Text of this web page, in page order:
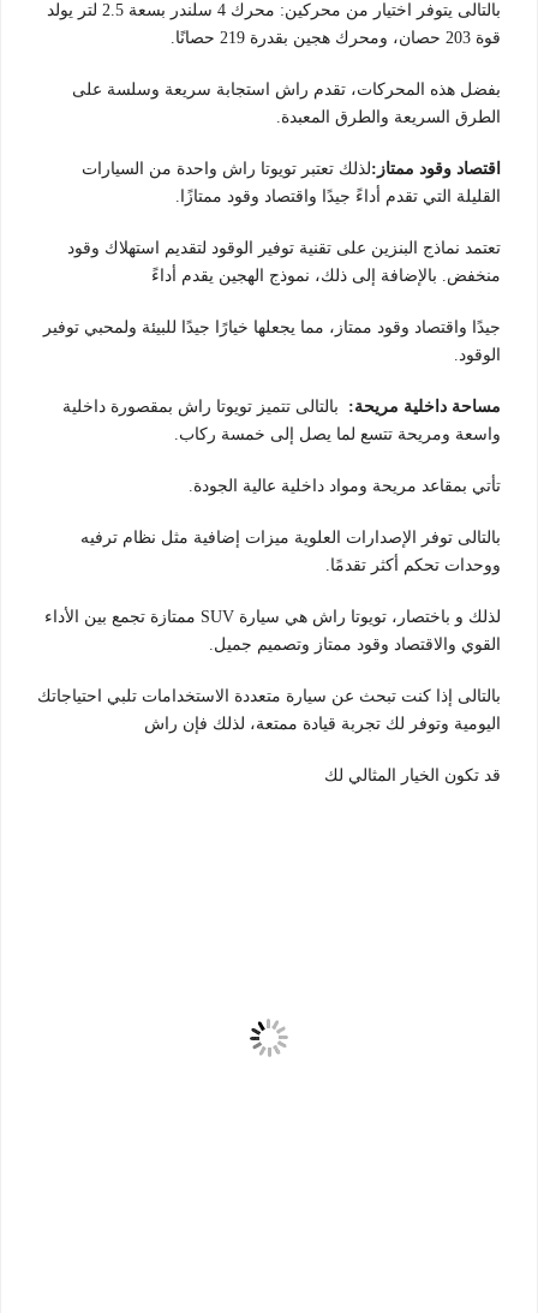
بالتالى يتوفر اختيار من محركين: محرك 4 سلندر بسعة 2.5 لتر يولد
قوة 203 حصان، ومحرك هجين بقدرة 219 حصانًا.
بفضل هذه المحركات، تقدم راش استجابة سريعة وسلسة على
الطرق السريعة والطرق المعبدة.
اقتصاد وقود ممتاز:لذلك تعتبر تويوتا راش واحدة من السيارات
القليلة التي تقدم أداءً جيدًا واقتصاد وقود ممتازًا.
تعتمد نماذج البنزين على تقنية توفير الوقود لتقديم استهلاك وقود
منخفض. بالإضافة إلى ذلك، نموذج الهجين يقدم أداءً
جيدًا واقتصاد وقود ممتاز، مما يجعلها خيارًا جيدًا للبيئة ولمحبي توفير
الوقود.
مساحة داخلية مريحة: بالتالى تتميز تويوتا راش بمقصورة داخلية
واسعة ومريحة تتسع لما يصل إلى خمسة ركاب.
تأتي بمقاعد مريحة ومواد داخلية عالية الجودة.
بالتالى توفر الإصدارات العلوية ميزات إضافية مثل نظام ترفيه
ووحدات تحكم أكثر تقدمًا.
لذلك و باختصار، تويوتا راش هي سيارة SUV ممتازة تجمع بين الأداء
القوي والاقتصاد وقود ممتاز وتصميم جميل.
بالتالى إذا كنت تبحث عن سيارة متعددة الاستخدامات تلبي احتياجاتك
اليومية وتوفر لك تجربة قيادة ممتعة، لذلك فإن راش
قد تكون الخيار المثالي لك